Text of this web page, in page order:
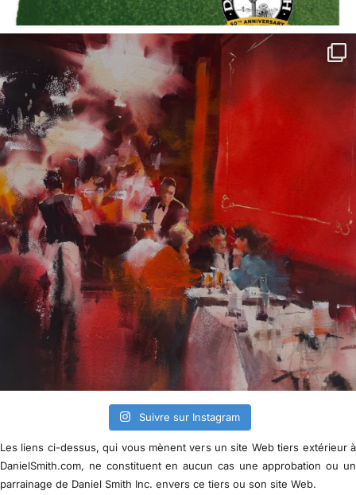
Suivre sur Instagram
Les liens ci-dessus, qui vous mènent vers un site Web tiers extérieur à
DanielSmith.com, ne constituent en aucun cas une approbation ou un
parrainage de Daniel Smith Inc. envers ce tiers ou son site Web.